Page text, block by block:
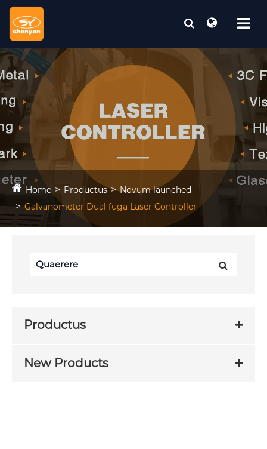
Home Productus
Novum launched
Galvanometer Dual fuga Laser Controller
Productus
New Products